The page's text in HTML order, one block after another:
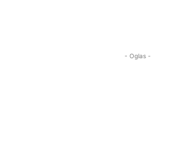
- Oglas -